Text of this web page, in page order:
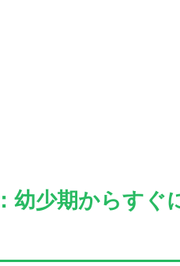
幼少期からすぐ